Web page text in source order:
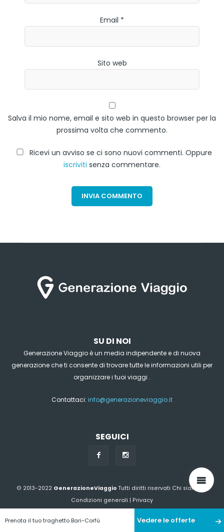
Prenota il tuo traghetto Bari-Corfù Vedere le offerte
Email *
Sito web
Salva il mio nome, email e sito web in questo browser per la
prossima volta che commento.
Ricevi un avviso se ci sono nuovi commenti. Oppure
iscriviti senza commentare.
SU DI NOI
Generazione Viaggio è un media indipendente e di nuova
generazione che ti consente di trovare tutte le informazioni utili per
organizzare i tuoi viaggi .
Contattaci: info@generazioneviaggio.it
SEGUICI
© 2013-2022 GenerazioneViaggio Tutti diritti riservati Chi siamo?
Condizioni generali | Privacy